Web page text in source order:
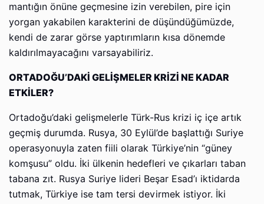
mantığın önüne geçmesine izin verebilen, pire için
yorgan yakabilen karakterini de düşündüğümüzde,
kendi de zarar görse yaptırımların kısa dönemde
kaldırılmayacağını varsayabiliriz.
ORTADOĞU’DAKİ GELİŞMELER KRİZİ NE KADAR
ETKİLER?
Ortadoğu’daki gelişmelerle Türk-Rus krizi iç içe artık
geçmiş durumda. Rusya, 30 Eylül’de başlattığı Suriye
operasyonuyla zaten fiili olarak Türkiye’nin “güney
komşusu” oldu. İki ülkenin hedefleri ve çıkarları taban
tabana zıt. Rusya Suriye lideri Beşar Esad’ı iktidarda
tutmak, Türkiye ise tam tersi devirmek istiyor. İki